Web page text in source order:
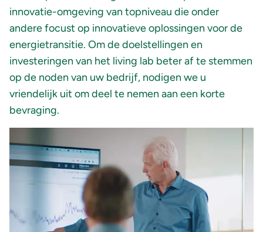
innovatie-omgeving van topniveau die onder
andere focust op innovatieve oplossingen voor de
energietransitie. Om de doelstellingen en
investeringen van het living lab beter af te stemmen
op de noden van uw bedrijf, nodigen we u
vriendelijk uit om deel te nemen aan een korte
bevraging.